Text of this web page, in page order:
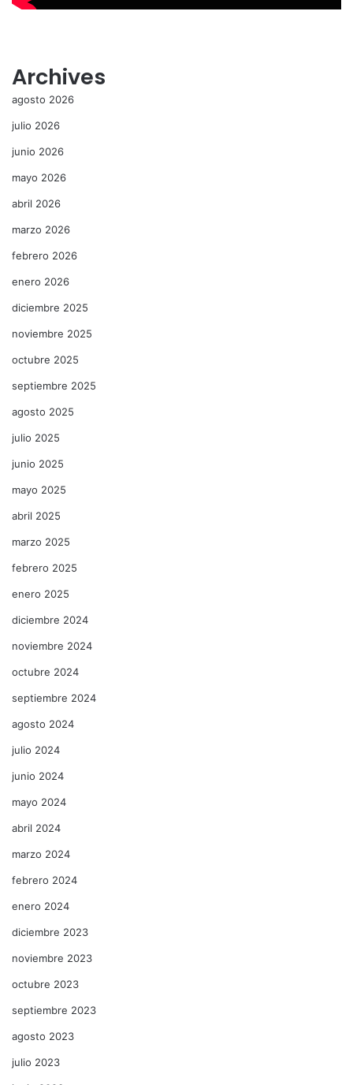
Archives
agosto 2026
julio 2026
junio 2026
mayo 2026
abril 2026
marzo 2026
febrero 2026
enero 2026
diciembre 2025
noviembre 2025
octubre 2025
septiembre 2025
agosto 2025
julio 2025
junio 2025
mayo 2025
abril 2025
marzo 2025
febrero 2025
enero 2025
diciembre 2024
noviembre 2024
octubre 2024
septiembre 2024
agosto 2024
julio 2024
junio 2024
mayo 2024
abril 2024
marzo 2024
febrero 2024
enero 2024
diciembre 2023
noviembre 2023
octubre 2023
septiembre 2023
agosto 2023
julio 2023